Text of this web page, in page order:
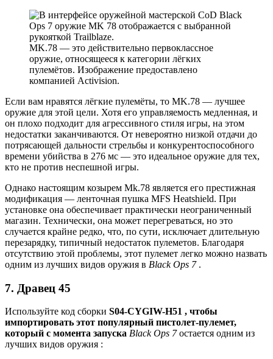
MK.78 — это действительно первоклассное
оружие, относящееся к категории лёгких
пулемётов. Изображение предоставлено
компанией Activision.
Если вам нравятся лёгкие пулемёты, то MK.78 — лучшее
оружие для этой цели. Хотя его управляемость медленная, и
он плохо подходит для агрессивного стиля игры, на этом
недостатки заканчиваются. От невероятно низкой отдачи до
потрясающей дальности стрельбы и конкурентоспособного
времени убийства в 276 мс — это идеальное оружие для тех,
кто не против неспешной игры.
Однако настоящим козырем Mk.78 является его престижная
модификация — ленточная пушка MFS Heatshield. При
установке она обеспечивает практически неограниченный
магазин. Технически, она может перегреваться, но это
случается крайне редко, что, по сути, исключает длительную
перезарядку, типичный недостаток пулеметов. Благодаря
отсутствию этой проблемы, этот пулемет легко можно назвать
одним из лучших видов оружия в Black Ops 7.
7. Дравец 45
Используйте код сборки S04-CYGIW-H51 , чтобы
импортировать этот популярный пистолет-пулемет,
который с момента запуска Black Ops 7остается одним из
лучших видов оружия :